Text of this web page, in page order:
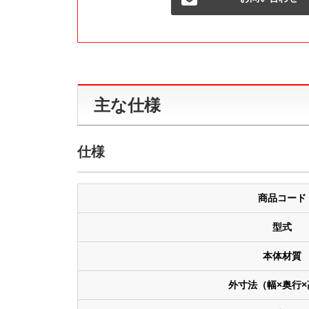
主な仕様
仕様
商品コード
型式
本体材質
外寸法（幅×奥行